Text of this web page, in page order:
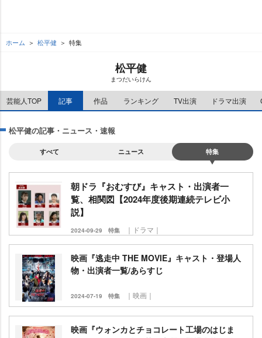
ホーム 松平健 特集
松平健
まつだいらけん
芸能人TOP 記事 作品 ランキング TV出演 ドラマ出演
松平健の記事・ニュース・速報
すべて ニュース 特集
朝ドラ『おむすび』キャスト・出演者一
覧、相関図【2024年度後期連続テレビ小
説】
2024-09-29 特集 ｜ドラマ｜
映画『逃走中 THE MOVIE』キャスト・登場人
物・出演者一覧/あらすじ
2024-07-19 特集 ｜映画｜
映画『ウォンカとチョコレート工場のはじま